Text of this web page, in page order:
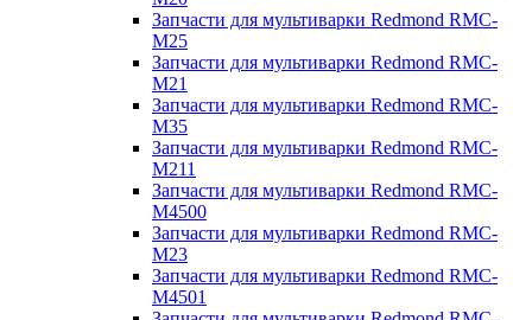
Запчасти для мультиварки Redmond RMC-
M25
Запчасти для мультиварки Redmond RMC-
M21
Запчасти для мультиварки Redmond RMC-
M35
Запчасти для мультиварки Redmond RMC-
M211
Запчасти для мультиварки Redmond RMC-
M4500
Запчасти для мультиварки Redmond RMC-
M23
Запчасти для мультиварки Redmond RMC-
M4501